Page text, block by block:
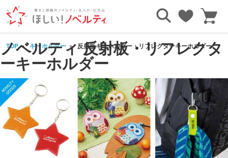
TOP キーホルダー 反射板キーホルダー・リフレクターキーホルダー
ノベルティ 反射板・リフレクタ
ーキーホルダー